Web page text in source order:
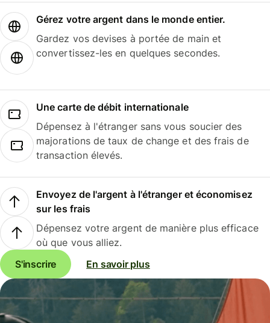
Gérez votre argent dans le monde entier.
Gardez vos devises à portée de main et
convertissez-les en quelques secondes.
Une carte de débit internationale
Dépensez à l'étranger sans vous soucier des
majorations de taux de change et des frais de
transaction élevés.
Envoyez de l'argent à l'étranger et économisez
sur les frais
Dépensez votre argent de manière plus efficace
où que vous alliez.
S'inscrire
En savoir plus